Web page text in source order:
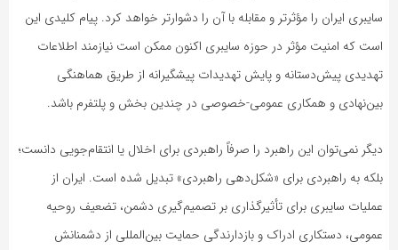
سایبری ایران را مؤثرتر و مقابله‌ با آن را دشوارتر خواهد کرد. پیام کلیدی این
است که امنیت مؤثر در حوزه سایبری اکنون ممکن است نیازمند اطلاعات
تهدیدی پیش‌دستانه و پایش تهدیدات پیشگیرانه از طریق هماهنگی
بین‌نهادی و همکاری عمومی-خصوصی در چندین بخش و پلتفرم باشد.
دیگر نمی‌توان این راهبرد را صرفاً راهبردی برای اخلال یا انتقام‌جویی دانست؛
بلکه به راهبردی برای «شکل‌دهی راهبردی» تبدیل شده است. ایران از
عملیات سایبری برای تأثیرگذاری بر تصمیم‌گیری دشمن، تضعیف روحیه
عمومی، دستکاری ادراک و بازدارندگی حمایت بین‌المللی از دشمنانش